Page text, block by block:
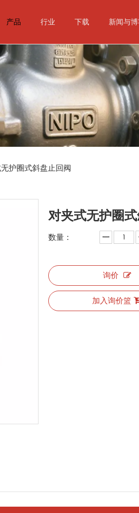
产品 行业 下载 新闻与
护圈式斜盘止回阀
对夹式无护圈
数量：
询价
加入询价篮